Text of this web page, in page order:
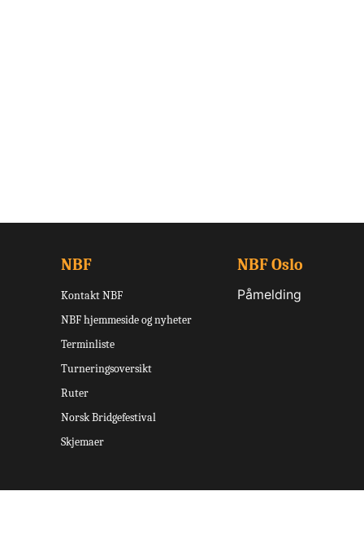
NBF
Kontakt NBF
NBF hjemmeside og nyheter
Terminliste
Turneringsoversikt
Ruter
Norsk Bridgefestival
Skjemaer
NBF Oslo
Påmelding